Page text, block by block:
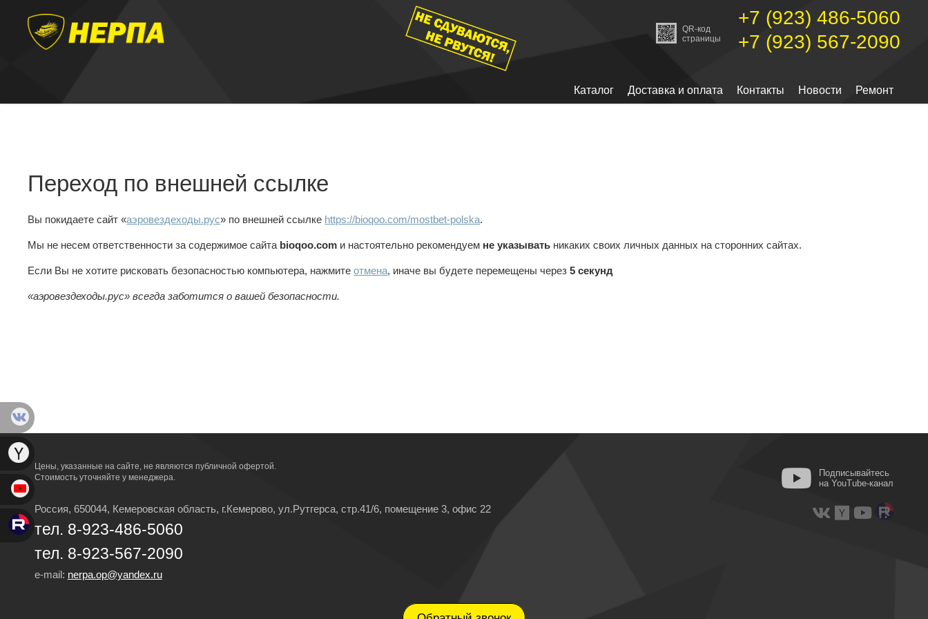
QR-код
страницы
+7 (923) 486-5060
+7 (923) 567-2090
Каталог Доставка и оплата Контакты Новости Ремонт
Переход по внешней ссылке
Вы покидаете сайт «аэровездеходы.рус» по внешней ссылке https://bioqoo.com/mostbet-polska.
Мы не несем ответственности за содержимое сайта bioqoo.com и настоятельно рекомендуем не указывать никаких своих личных данных на сторонних сайтах.
Если Вы не хотите рисковать безопасностью компьютера, нажмитеотмена, иначе вы будете перемещены через5 секунд
«аэровездеходы.рус» всегда заботится о вашей безопасности.
Цены, указанные на сайте, не являются публичной офертой.
Стоимость уточняйте у менеджера.
Россия, 650044, Кемеровская область, г.Кемерово, ул.Рутгерса, стр.41/6, помещение 3, офис 22
тел. 8-923-486-5060
тел. 8-923-567-2090
e-mail: nerpa.op@yandex.ru
Подписывайтесь
на YouTube-канал